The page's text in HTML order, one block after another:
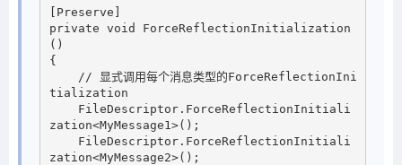
[Preserve]
private void ForceReflectionInitialization
()
{
tialization
zation<MyMessage1>();
zation<MyMessage2>();